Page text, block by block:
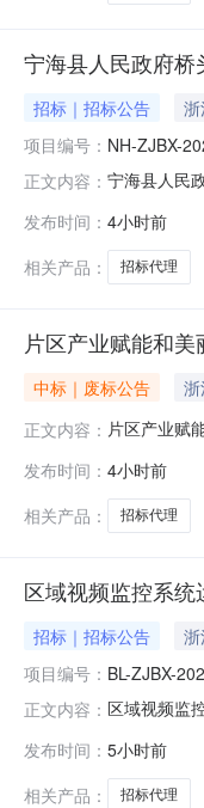
宁海县人民政府
招标｜招标公告
项目编号： NH-ZJBX-
正文内容： 宁海县人民
标代理项目
式：采用【
发布时间： 4小时前
相关产品：
招标代理
片区产业赋能和
中标｜废标公告
正文内容： 片区产业赋
因：业主单
日16:50:34
发布时间： 4小时前
相关产品：
招标代理
区域视频监控系
招标｜招标公告
项目编号： BL-ZJBX-
正文内容： 区域视频监
基本情况：
无比选办法：
发布时间： 5小时前
相关产品：
招标代理